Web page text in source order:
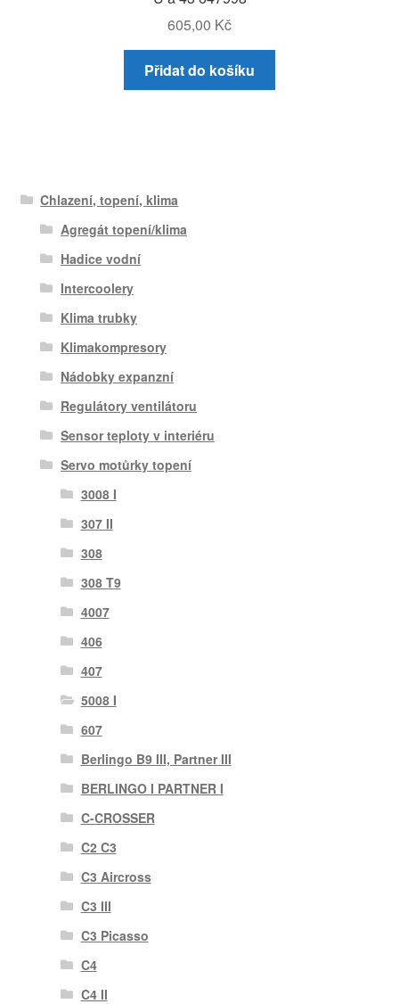
605,00 Kč
Přidat do košíku
Chlazení, topení, klima
Agregát topení/klima
Hadice vodní
Intercoolery
Klima trubky
Klimakompresory
Nádobky expanzní
Regulátory ventilátoru
Sensor teploty v interiéru
Servo motůrky topení
3008 I
307 II
308
308 T9
4007
406
407
5008 I
607
Berlingo B9 III, Partner III
BERLINGO I PARTNER I
C-CROSSER
C2 C3
C3 Aircross
C3 III
C3 Picasso
C4
C4 II